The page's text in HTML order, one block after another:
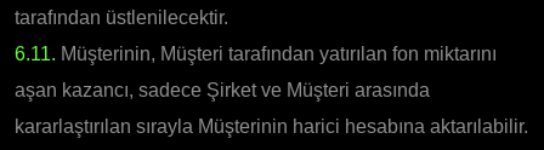
tarafından üstlenilecektir.
6.11. Müşterinin, Müşteri tarafından yatırılan fon miktarını
aşan kazancı, sadece Şirket ve Müşteri arasında
kararlaştırılan sırayla Müşterinin harici hesabına aktarılabilir.